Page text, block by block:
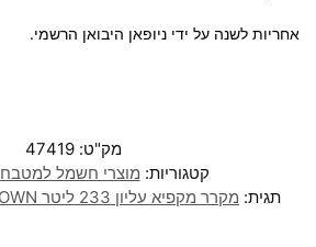
אחריות לשנה על ידי ניופאן היבואן הרשמי.
מק"ט:47419
קטגוריות: מוצרי חשמל למטבח
תגית: מקרר ‏מקפיא עליון 233 ‏ליטר CROWN דגם CR2601W